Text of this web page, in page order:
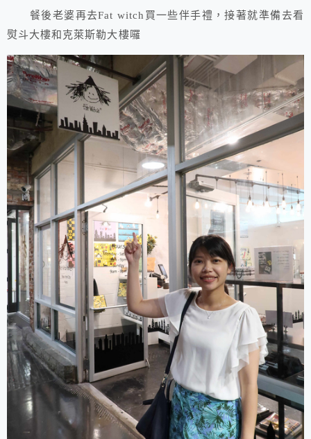
餐後老婆再去Fat witch買一些伴手禮，接著就準備去看
熨斗大樓和克萊斯勒大樓囉